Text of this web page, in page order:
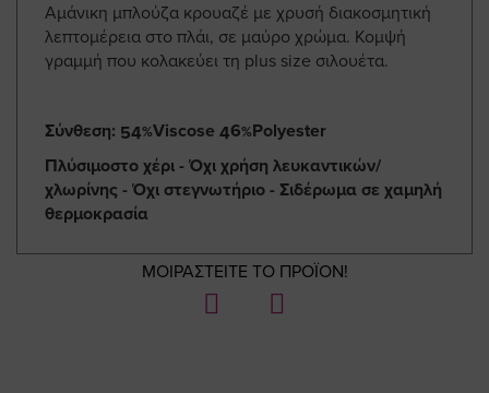
Αμάνικη μπλούζα κρουαζέ με χρυσή διακοσμητική
λεπτομέρεια στο πλάι, σε μαύρο χρώμα. Κομψή
γραμμή που κολακεύει τη plus size σιλουέτα.
Σύνθεση: 54%Viscose 46%Polyester
Πλύσιμοστο χέρι - Όχι χρήση λευκαντικών/
χλωρίνης - Όχι στεγνωτήριο - Σιδέρωμα σε χαμηλή
θερμοκρασία
ΜΟΙΡΑΣΤΕΙΤΕ ΤΟ ΠΡΟΪΟΝ!